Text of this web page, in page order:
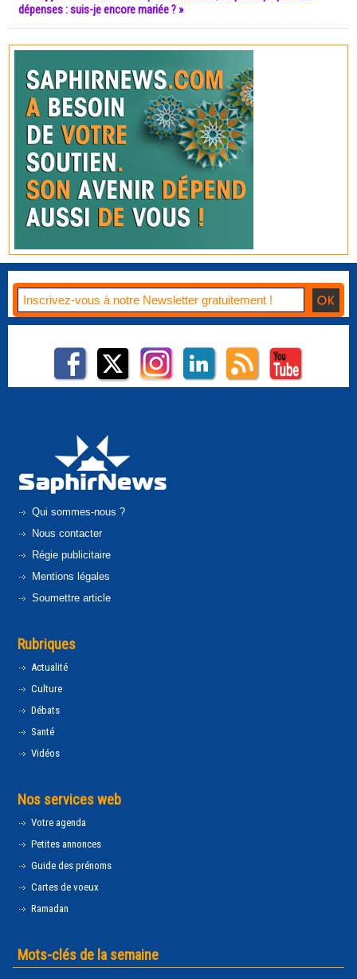
dépenses : suis-je encore mariée ? »
Qui sommes-nous ?
Nous contacter
Régie publicitaire
Mentions légales
Soumettre article
Rubriques
Actualité
Culture
Débats
Santé
Vidéos
Nos services web
Votre agenda
Petites annonces
Guide des prénoms
Cartes de voeux
Ramadan
Mots-clés de la semaine